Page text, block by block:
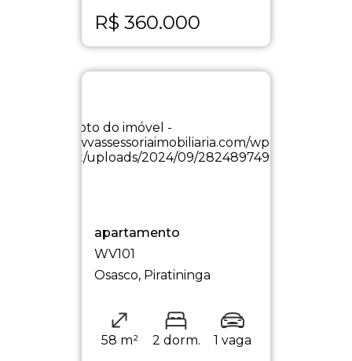
R$ 360.000
apartamento
WV101
Osasco, Piratininga
58 m² 2 dorm. 1 vaga